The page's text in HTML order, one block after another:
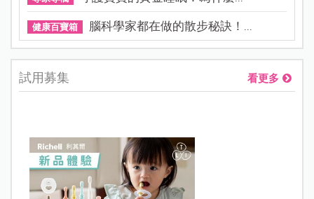
健康百寶箱 腦科學家都在做的散步秘訣！...
試用募集 看更多